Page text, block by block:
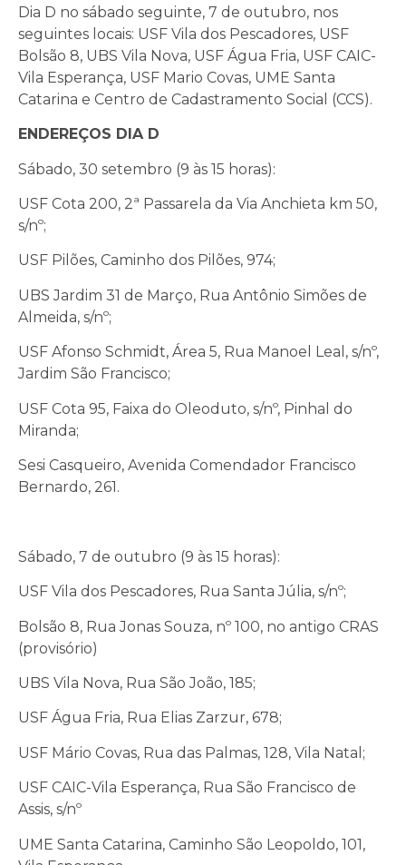
Dia D no sábado seguinte, 7 de outubro, nos
seguintes locais: USF Vila dos Pescadores, USF
Bolsão 8, UBS Vila Nova, USF Água Fria, USF CAIC-
Vila Esperança, USF Mario Covas, UME Santa
Catarina e Centro de Cadastramento Social (CCS).
ENDEREÇOS DIA D
Sábado, 30 setembro (9 às 15 horas):
USF Cota 200, 2ª Passarela da Via Anchieta km 50,
s/nº;
USF Pilões, Caminho dos Pilões, 974;
UBS Jardim 31 de Março, Rua Antônio Simões de
Almeida, s/nº;
USF Afonso Schmidt, Área 5, Rua Manoel Leal, s/nº,
Jardim São Francisco;
USF Cota 95, Faixa do Oleoduto, s/nº, Pinhal do
Miranda;
Sesi Casqueiro, Avenida Comendador Francisco
Bernardo, 261.
Sábado, 7 de outubro (9 às 15 horas):
USF Vila dos Pescadores, Rua Santa Júlia, s/nº;
Bolsão 8, Rua Jonas Souza, nº 100, no antigo CRAS
(provisório)
UBS Vila Nova, Rua São João, 185;
USF Água Fria, Rua Elias Zarzur, 678;
USF Mário Covas, Rua das Palmas, 128, Vila Natal;
USF CAIC-Vila Esperança, Rua São Francisco de
Assis, s/nº
UME Santa Catarina, Caminho São Leopoldo, 101,